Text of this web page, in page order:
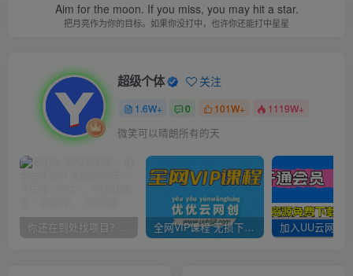
Aim for the moon. If you miss, you may hit a star.
把月亮作为你的目标。如果你没打中，也许你还能打中星星
超级个体 关注
1.6W+ 0 101W+ 1119W+
微笑可以晴朗所有的天
你还在到处找项目？还在当韭菜？我靠卖项目一个月收入5万+，曾经我也是个失败者。 全网VIP课程 无损下载~